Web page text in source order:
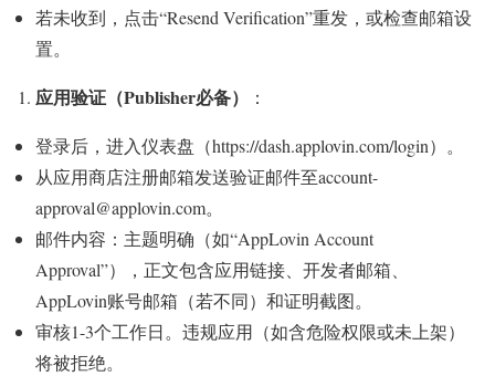
若未收到，点击“Resend Verification”重发，或检查邮箱设
置。
应用验证（Publisher必备） ：
登录后，进入仪表盘（https://dash.applovin.com/login）。
从应用商店注册邮箱发送验证邮件至account-
approval@applovin.com。
邮件内容：主题明确（如“AppLovin Account
Approval”），正文包含应用链接、开发者邮箱、
AppLovin账号邮箱（若不同）和证明截图。
审核1-3个工作日。违规应用（如含危险权限或未上架）
将被拒绝。